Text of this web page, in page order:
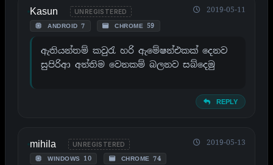
Kasun UNREGISTERED
ANDROID 7 CHROME 59
2019-05-11
ඇතියන්තම් කවුරැ හරි ඇමේෂන්එකක් දෙනව
සුපිරිආ අන්තිම වෙනකම් බලනව සබ්දෙමු
REPLY
mihila UNREGISTERED
WINDOWS 10 CHROME 74
2019-05-13